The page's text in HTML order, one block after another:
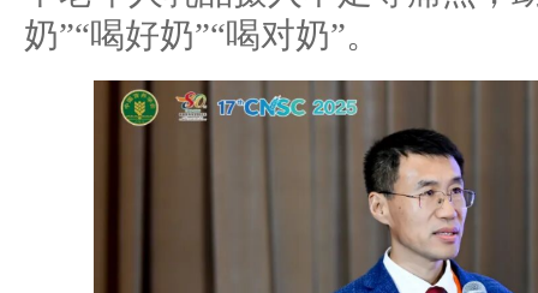
奶”“喝好奶”“喝对奶”。